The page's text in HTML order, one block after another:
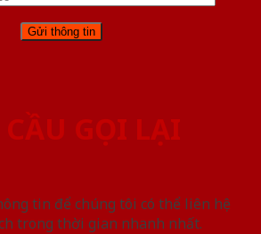
CẦU GỌI LẠI
tin để chúng tôi có thể liên hệ
trong thời gian nhanh nhất.